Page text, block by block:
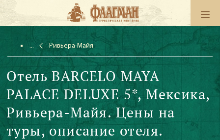
Ривьера-Майя
Отель BARCELO MAYA
PALACE DELUXE 5*, Мексика,
Ривьера-Майя. Цены на
туры, описание отеля.